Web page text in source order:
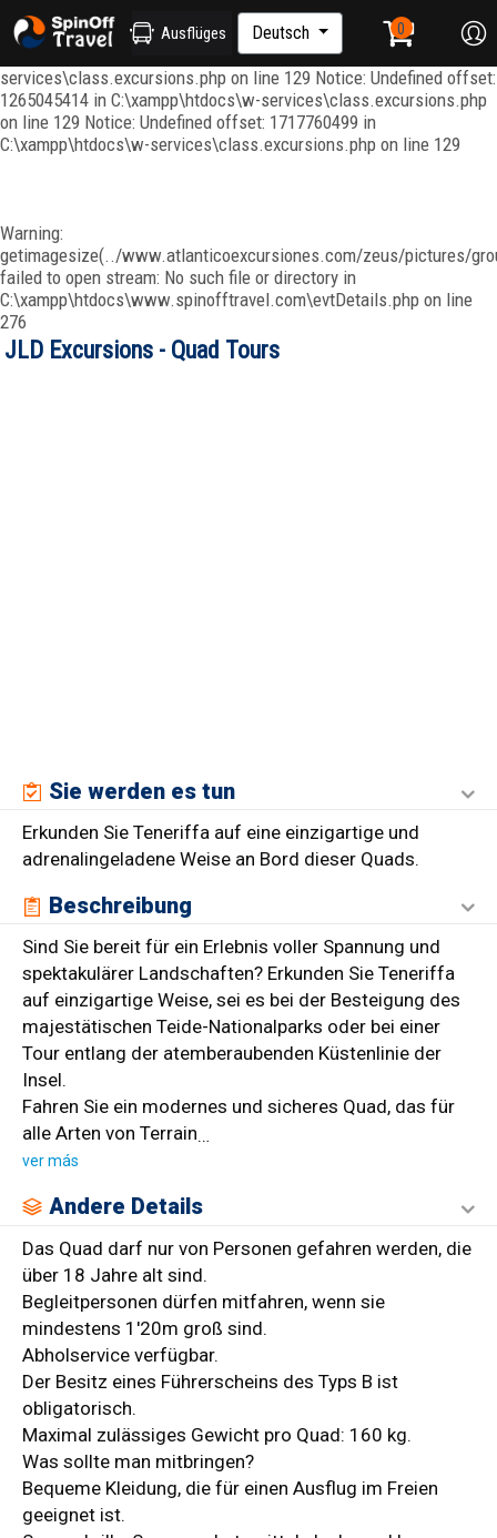
Notice: Undefined index: ordenar in C:\xampp\htdocs\w-
services\repositories\GroupRepository.php on line 415 Notice:
Undefined offset: 1265045344 in C:\xampp\htdocs\w-
services\class.excursions.php on line 129 Notice: Undefined offset:
1265045414 in C:\xampp\htdocs\w-services\class.excursions.php
on line 129 Notice: Undefined offset: 1717760499 in
C:\xampp\htdocs\w-services\class.excursions.php on line 129
Ausflüges Deutsch
Warning:
getimagesize(../www.atlanticoexcursiones.com/zeus/pictures/
failed to open stream: No such file or directory in
C:\xampp\htdocs\www.spinofftravel.com\evtDetails.php on line
276
JLD Excursions - Quad Tours
Sie werden es tun
Erkunden Sie Teneriffa auf eine einzigartige und
adrenalingeladene Weise an Bord dieser Quads.
Beschreibung
Sind Sie bereit für ein Erlebnis voller Spannung und
spektakulärer Landschaften? Erkunden Sie Teneriffa
auf einzigartige Weise, sei es bei der Besteigung des
majestätischen Teide-Nationalparks oder bei einer
Tour entlang der atemberaubenden Küstenlinie der
Insel.
Fahren Sie ein modernes und sicheres Quad, das für
alle Arten von Terrain…
ver más
Andere Details
Das Quad darf nur von Personen gefahren werden, die
über 18 Jahre alt sind.
Begleitpersonen dürfen mitfahren, wenn sie
mindestens 1'20m groß sind.
Abholservice verfügbar.
Der Besitz eines Führerscheins des Typs B ist
obligatorisch.
Maximal zulässiges Gewicht pro Quad: 160 kg.
Was sollte man mitbringen?
Bequeme Kleidung, die für einen Ausflug im Freien
geeignet ist.